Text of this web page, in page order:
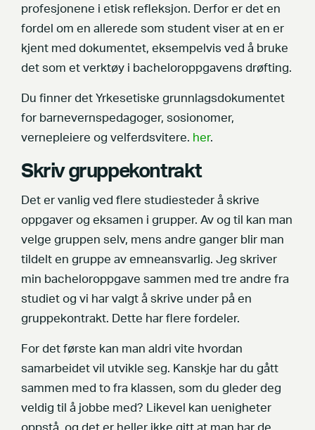
profesjonene i etisk refleksjon. Derfor er det en
fordel om en allerede som student viser at en er
kjent med dokumentet, eksempelvis ved å bruke
det som et verktøy i bacheloroppgavens drøfting.
Du finner det Yrkesetiske grunnlagsdokumentet
for barnevernspedagoger, sosionomer,
vernepleiere og velferdsvitere. her.
Skriv gruppekontrakt
Det er vanlig ved flere studiesteder å skrive
oppgaver og eksamen i grupper. Av og til kan man
velge gruppen selv, mens andre ganger blir man
tildelt en gruppe av emneansvarlig. Jeg skriver
min bacheloroppgave sammen med tre andre fra
studiet og vi har valgt å skrive under på en
gruppekontrakt. Dette har flere fordeler.
For det første kan man aldri vite hvordan
samarbeidet vil utvikle seg. Kanskje har du gått
sammen med to fra klassen, som du gleder deg
veldig til å jobbe med? Likevel kan uenigheter